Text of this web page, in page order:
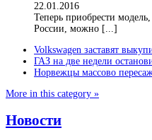
22.01.2016
Теперь приобрести
России, можно [...]
Volkswagen заставят
ГАЗ на две недели
Норвежцы массово
More in this category »
Новости